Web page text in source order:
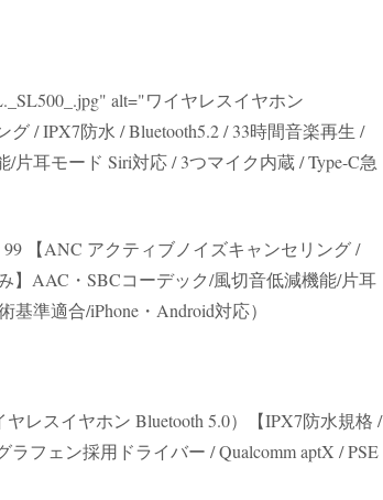
alt="ワイヤレスイヤホン
/ IPX7防水 / Bluetooth5.2 / 33時間音楽再生 /
耳モード Siri対応 / 3つマイク内蔵 / Type-C急
【ANC アクティブノイズキャンセリング /
】AAC・SBCコーデック/風切音低減機能/片耳
準適合/iPhone・Android対応）
レスイヤホン Bluetooth 5.0）【IPX7防水規格 /
フェン採用ドライバー / Qualcomm aptX / PSE